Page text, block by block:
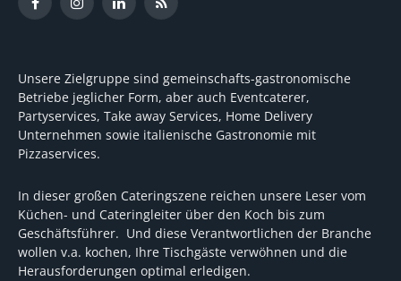
FacebookInstagramLinkedInRSS
Unsere Zielgruppe sind gemeinschafts-gastronomische
Betriebe jeglicher Form, aber auch Eventcaterer,
Partyservices, Take away Services, Home Delivery
Unternehmen sowie italienische Gastronomie mit
Pizzaservices.
In dieser großen Cateringszene reichen unsere Leser vom
Küchen- und Cateringleiter über den Koch bis zum
Geschäftsführer. Und diese Verantwortlichen der Branche
wollen v.a. kochen, Ihre Tischgäste verwöhnen und die
Herausforderungen optimal erledigen.